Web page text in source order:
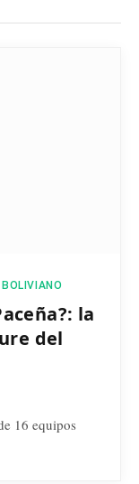
la
del
16 equipos